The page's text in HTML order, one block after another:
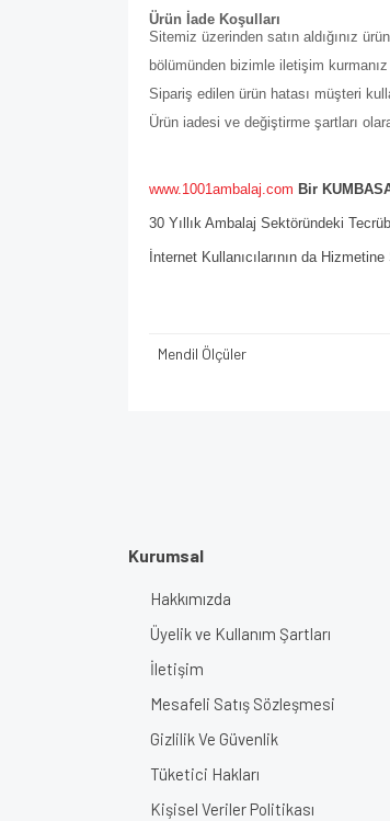
Ürün İade Koşulları
Sitemiz üzerinden satın aldığınız
bölümünden bizimle iletişim
Sipariş edilen ürün hatası müşteri
Ürün iadesi ve değiştirme şartları
www.1001ambalaj.com Bir
30 Yıllık Ambalaj Sektöründeki
İnternet Kullanıcılarının da
Mendil Ölçüler
Kurumsal
Hakkımızda
Üyelik ve Kullanım Şartları
İletişim
Mesafeli Satış Sözleşmesi
Gizlilik Ve Güvenlik
Tüketici Hakları
Kişisel Veriler Politikası